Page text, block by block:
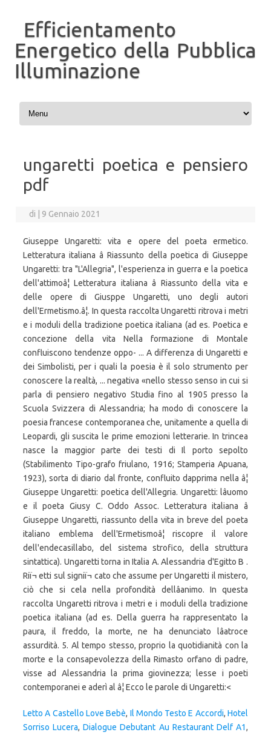
Efficientamento
Energetico della Pubblica
Illuminazione
Vai al contenuto
ungaretti poetica e pensiero
pdf
di 9 Gennaio 2021
Giuseppe Ungaretti: vita e opere del poeta ermetico.
Letteratura italiana â Riassunto della poetica di Giuseppe
Ungaretti: tra "L'Allegria", l'esperienza in guerra e la poetica
dell'attimoâ¦ Letteratura italiana â Riassunto della vita e
delle opere di Giusppe Ungaretti, uno degli autori
dell'Ermetismo.â¦. In questa raccolta Ungaretti ritrova i metri
e i moduli della tradizione poetica italiana (ad es. Poetica e
concezione della vita Nella formazione di Montale
confluiscono tendenze oppo- ... A differenza di Ungaretti e
dei Simbolisti, per i quali la poesia è il solo strumento per
conoscere la realtà, ... negativa «nello stesso senso in cui si
parla di pensiero negativo Studia fino al 1905 presso la
Scuola Svizzera di Alessandria; ha modo di conoscere la
poesia francese contemporanea che, unitamente a quella di
Leopardi, gli suscita le prime emozioni letterarie. In trincea
nasce la maggior parte dei testi di Il porto sepolto
(Stabilimento Tipo-grafo friulano, 1916; Stamperia Apuana,
1923), sorta di diario dal fronte, confluito dapprima nella â¦
Giuseppe Ungaretti: poetica dell'Allegria. Ungaretti: lâuomo
e il poeta Giusy C. Oddo Assoc. Letteratura italiana â
Giuseppe Ungaretti, riassunto della vita in breve del poeta
italiano emblema dell'Ermetismoâ¦ riscopre il valore
dell'endecasillabo, del sistema strofico, della struttura
sintattica). Ungaretti torna in Italia A. Alessandria d'Egitto B .
Riï¬ etti sul signiï¬ cato che assume per Ungaretti il mistero,
ciò che si cela nella profondità dellâanimo. In questa
raccolta Ungaretti ritrova i metri e i moduli della tradizione
poetica italiana (ad es. Della guerra ha rappresentato la
paura, il freddo, la morte, ne ha denunciato lâatroce
assurdità. 5. Al tempo stesso, proprio la quotidianità con la
morte e la consapevolezza della Rimasto orfano di padre,
visse ad Alessandria la prima giovinezza; lesse i poeti
contemporanei e aderì al â¦ Ecco le parole di Ungaretti:<
Letto A Castello Love Bebè, Il Mondo Testo E Accordi,Hotel
Sorriso Lucera,Dialogue Debutant Au Restaurant Delf A1,